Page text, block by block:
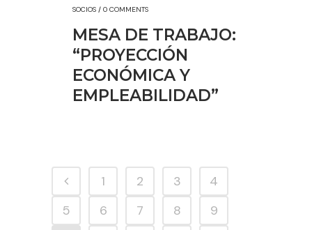
SOCIOS / 0 COMMENTS
MESA DE TRABAJO:
“PROYECCIÓN
ECONÓMICA Y
EMPLEABILIDAD”
1 2 3
4
5
6 7 8
9